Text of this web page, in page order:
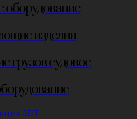
оборудование
изделия
грузов судовое
JDT